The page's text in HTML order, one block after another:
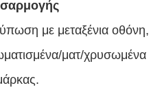
με μεταξένια οθόνη,
ματ/χρυσωμένα